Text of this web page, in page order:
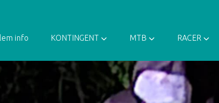
info KONTINGENT MTB RACER